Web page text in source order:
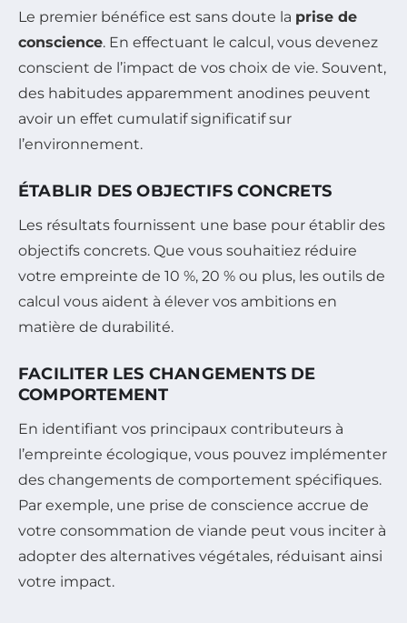
Le premier bénéfice est sans doute la prise de
conscience. En effectuant le calcul, vous devenez
conscient de l’impact de vos choix de vie. Souvent,
des habitudes apparemment anodines peuvent
avoir un effet cumulatif significatif sur
l’environnement.
ÉTABLIR DES OBJECTIFS CONCRETS
Les résultats fournissent une base pour établir des
objectifs concrets. Que vous souhaitiez réduire
votre empreinte de 10 %, 20 % ou plus, les outils de
calcul vous aident à élever vos ambitions en
matière de durabilité.
FACILITER LES CHANGEMENTS DE
COMPORTEMENT
En identifiant vos principaux contributeurs à
l’empreinte écologique, vous pouvez implémenter
des changements de comportement spécifiques.
Par exemple, une prise de conscience accrue de
votre consommation de viande peut vous inciter à
adopter des alternatives végétales, réduisant ainsi
votre impact.